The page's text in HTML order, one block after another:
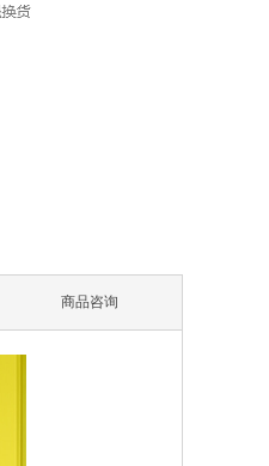
商品咨询